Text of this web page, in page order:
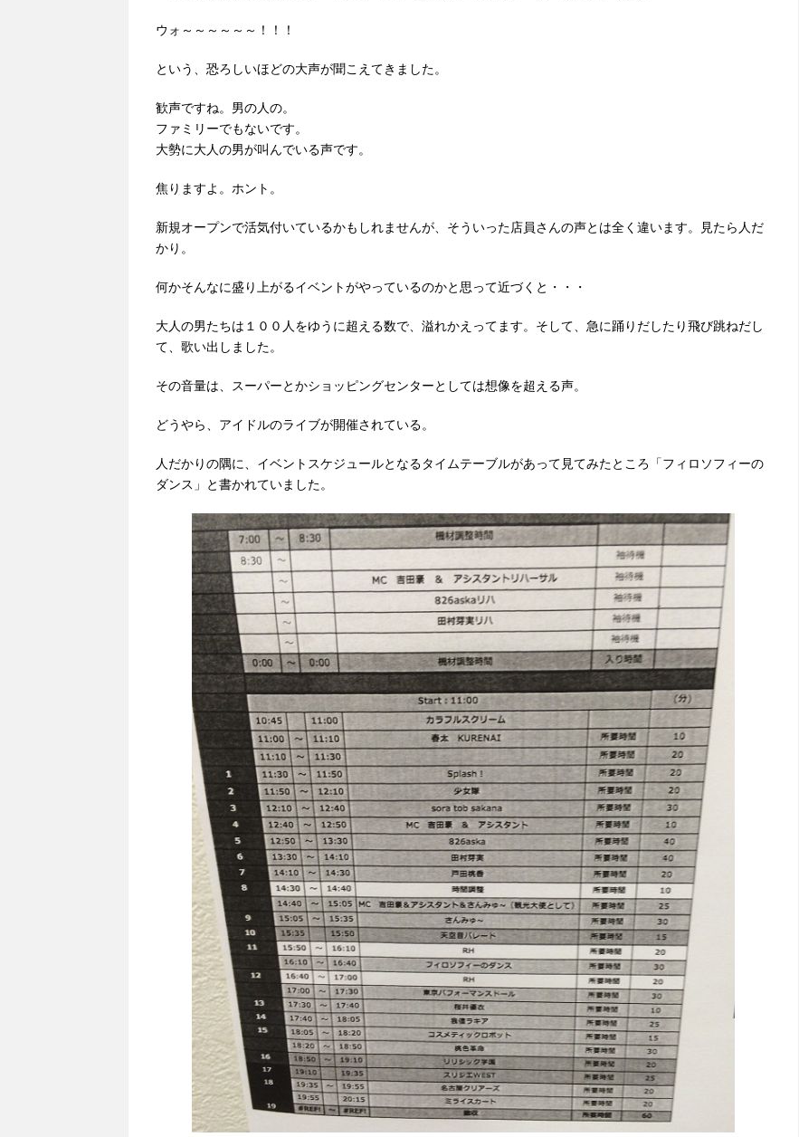
ウォ～～～～～～！！！
という、恐ろしいほどの大声が聞こえてきました。
歓声ですね。男の人の。
ファミリーでもないです。
大勢に大人の男が叫んでいる声です。
焦りますよ。ホント。
新規オープンで活気付いているかもしれませんが、そういった店員さんの声とは全く違います。見たら人だ
かり。
何かそんなに盛り上がるイベントがやっているのかと思って近づくと・・・
大人の男たちは１００人をゆうに超える数で、溢れかえってます。そして、急に踊りだしたり飛び跳ねだし
て、歌い出しました。
その音量は、スーパーとかショッピングセンターとしては想像を超える声。
どうやら、アイドルのライブが開催されている。
人だかりの隅に、イベントスケジュールとなるタイムテーブルがあって見てみたところ「フィロソフィーの
ダンス」と書かれていました。